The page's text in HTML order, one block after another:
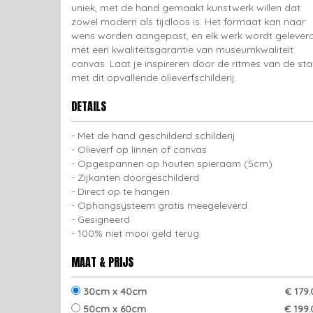
uniek, met de hand gemaakt kunstwerk willen dat
zowel modern als tijdloos is. Het formaat kan naar
wens worden aangepast, en elk werk wordt
met een kwaliteitsgarantie van museumkwaliteit
canvas. Laat je inspireren door de ritmes van de
met dit opvallende olieverfschilderij.
DETAILS
Met de hand geschilderd schilderij
Olieverf op linnen of canvas
Opgespannen op houten spieraam (5cm)
Zijkanten doorgeschilderd
Direct op te hangen
Ophangsysteem gratis meegeleverd
Gesigneerd
100% niet mooi geld terug
MAAT & PRIJS
30cm x 40cm
€
50cm x 60cm
€